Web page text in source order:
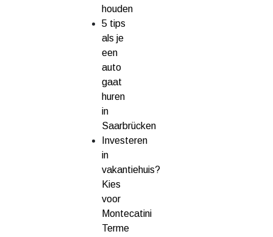
houden
5 tips
als je
een
auto
gaat
huren
in
Saarbrücken
Investeren
in
vakantiehuis?
Kies
voor
Montecatini
Terme